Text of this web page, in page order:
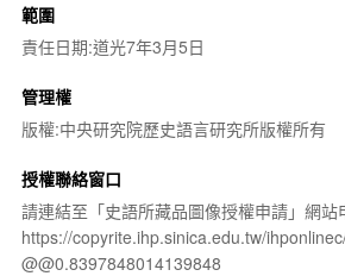
範圍
責任日期:道光7年3月5日
管理權
版權:中央研究院歷史語言研究所版權所有
授權聯絡窗口
請連結至「史語所藏品圖像授權申請」網站
https://copyrite.ihp.sinica.edu.tw/
@@0.8397848014139848